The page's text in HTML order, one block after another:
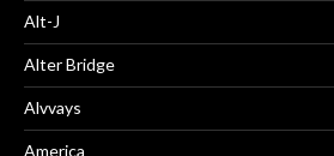
Alt-J
Alter Bridge
Alvvays
America